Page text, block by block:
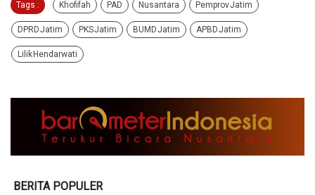
Tags : Khofifah PAD Nusantara Pemprov Jatim
DPRD Jatim PKS Jatim BUMD Jatim APBD Jatim
Lilik Hendarwati
BERITA POPULER